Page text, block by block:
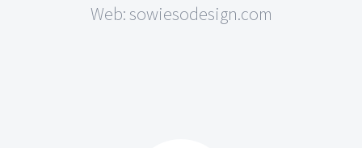
Web: sowiesodesign.com